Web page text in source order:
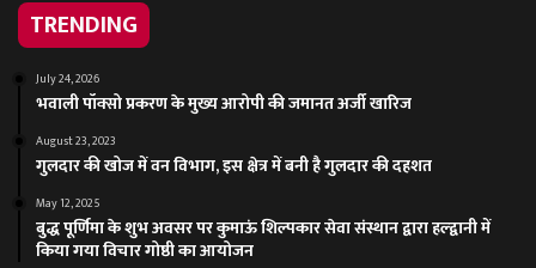
TRENDING
July 24, 2026
भवाली पॉक्सो प्रकरण के मुख्य आरोपी की जमानत अर्जी खारिज
August 23, 2023
गुलदार की खोज में वन विभाग, इस क्षेत्र में बनी है गुलदार की दहशत
May 12, 2025
बुद्ध पूर्णिमा के शुभ अवसर पर कुमाऊं शिल्पकार सेवा संस्थान द्वारा हल्द्वानी में
किया गया विचार गोष्ठी का आयोजन